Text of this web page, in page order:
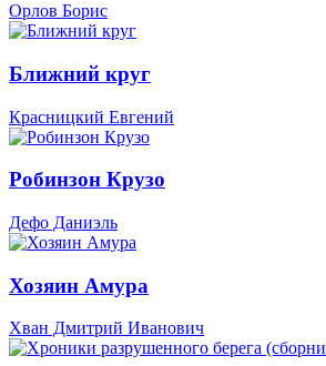
Орлов Борис
Ближний круг
Красницкий Евгений
Робинзон Крузо
Дефо Даниэль
Хозяин Амура
Хван Дмитрий Иванович